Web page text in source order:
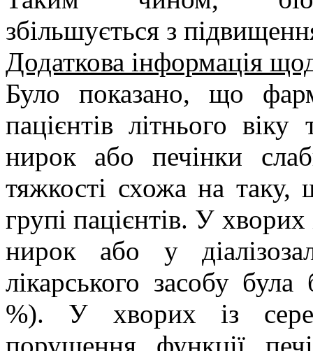
збільшується з
Додаткова інформація
Було показано, що
пацієнтів літнього
нирок або печінки
тяжкості схожа на таку,
групі пацієнтів. У
нирок або у
лікарського засобу
%). У хворих із